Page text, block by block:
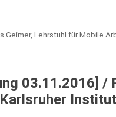
Geimer, Lehrstuhl für Mobile
03.11.2016] /